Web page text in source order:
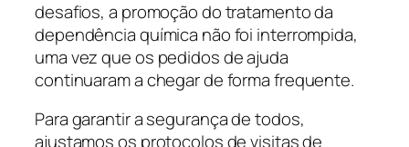
desafios, a promoção do tratamento da
dependência química não foi interrompida,
uma vez que os pedidos de ajuda
continuaram a chegar de forma frequente.
Para garantir a segurança de todos,
ajustamos os protocolos de visitas de